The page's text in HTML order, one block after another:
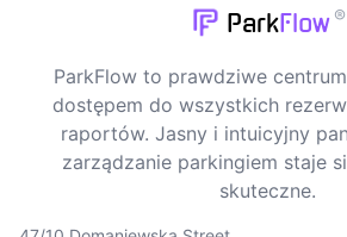
Park Flow ®
ParkFlow to prawdziwe
dostępem do wszystkich
raportów. Jasny i intuicyjny
zarządzanie parkingiem staje
skuteczne.